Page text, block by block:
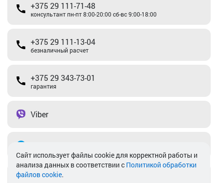
+375 29 111-71-48
консультант пн-пт 8:00-20:00 сб-вс 9:00-18:00
+375 29 111-13-04
безналичный расчет
+375 29 343-73-01
гарантия
Viber
info@akkamulik.by
Cайт использует файлы cookie для корректной работы и
анализа данных в соответствии с Политикой обработки
файлов cookie.